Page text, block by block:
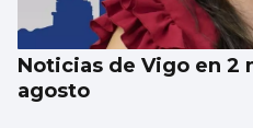
Noticias de Vigo en 2
agosto